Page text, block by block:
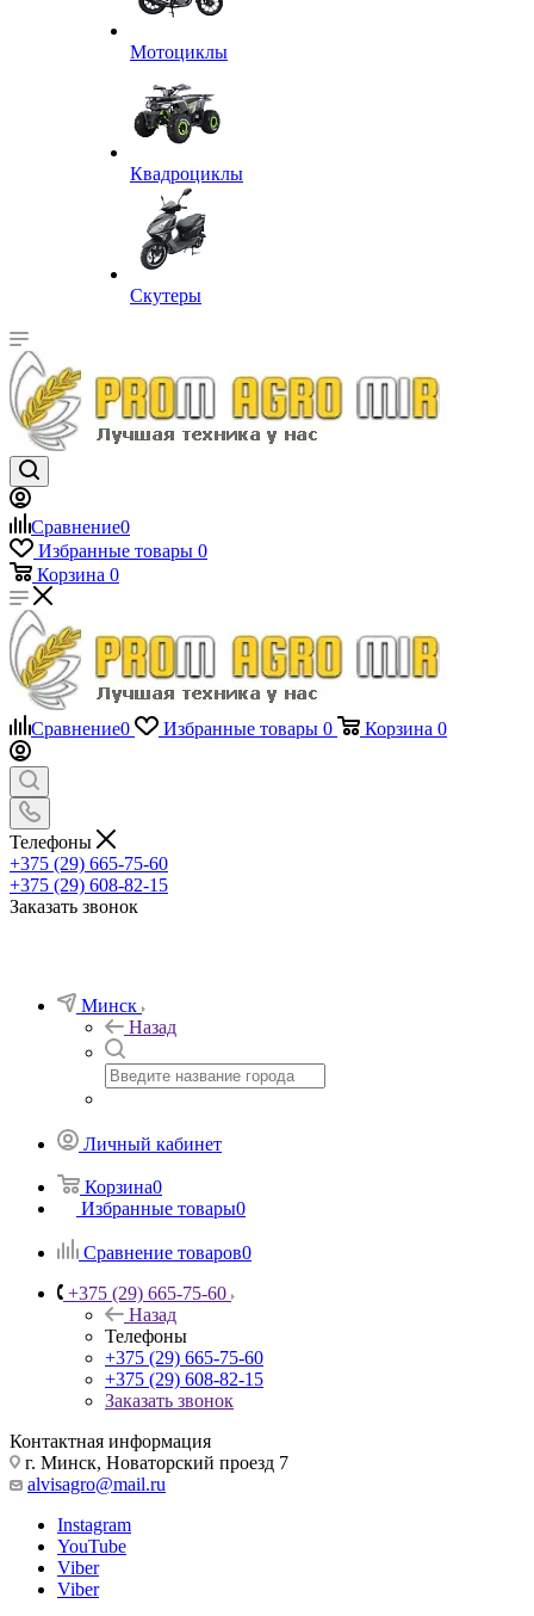
Мотоциклы
Квадроциклы
Скутеры
Сравнение0
Избранные товары 0
Корзина 0
Сравнение0 Избранные товары 0 Корзина 0
Телефоны
+375 (29) 665-75-60
+375 (29) 608-82-15
Заказать звонок
Минск
Назад
Личный кабинет
Корзина0
Избранные товары0
Сравнение товаров0
+375 (29) 665-75-60
Назад
Телефоны
+375 (29) 665-75-60
+375 (29) 608-82-15
Заказать звонок
Контактная информация
г. Минск, Новаторский проезд 7
alvisagro@mail.ru
Instagram
YouTube
Viber
Viber